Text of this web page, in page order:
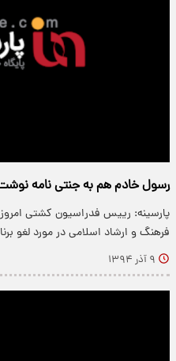
رسول خادم هم به جنتی نامه
پارسینه: رییس فدراسیون کشتی امروز
فرهنگ و ارشاد اسلامی در مورد لغو
۹ آذر ۱۳۹۴